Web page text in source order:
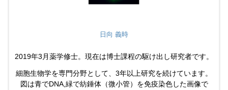
日向 義時
2019年3月薬学修士。現在は博士課程の駆け出し研究者です。
細胞生物学を専門分野として、3年以上研究を続けています。
図は青でDNA,緑で紡錘体（微小管）を免疫染色した画像で